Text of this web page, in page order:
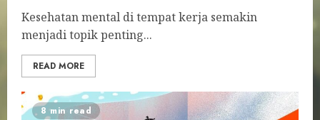
Kesehatan mental di tempat kerja semakin
menjadi topik penting...
READ MORE
8 min read